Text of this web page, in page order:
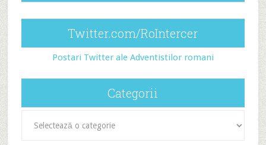
Twitter.com/RoIntercer
Postari Twitter ale Adventistilor romani
Categorii